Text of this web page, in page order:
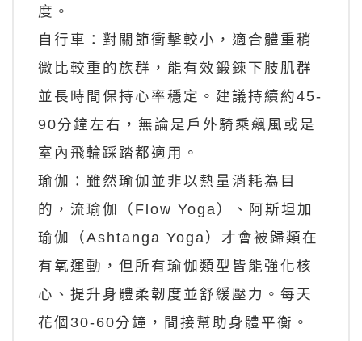
度。
自行車：對關節衝擊較小，適合體重稍
微比較重的族群，能有效鍛鍊下肢肌群
並長時間保持心率穩定。建議持續約45-
90分鐘左右，無論是戶外騎乘飆風或是
室內飛輪踩踏都適用。
瑜伽：雖然瑜伽並非以熱量消耗為目
的，流瑜伽（Flow Yoga）、阿斯坦加
瑜伽（Ashtanga Yoga）才會被歸類在
有氧運動，但所有瑜伽類型皆能強化核
心、提升身體柔韌度並舒緩壓力。每天
花個30-60分鐘，間接幫助身體平衡。